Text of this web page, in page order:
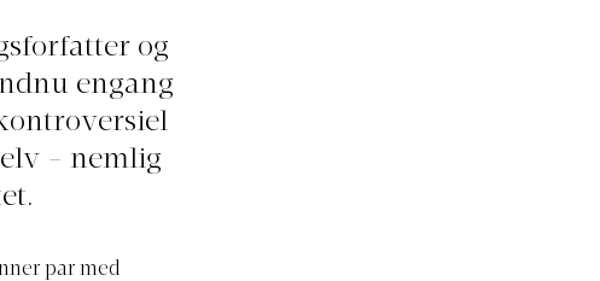
og
engang
- nemlig
par med